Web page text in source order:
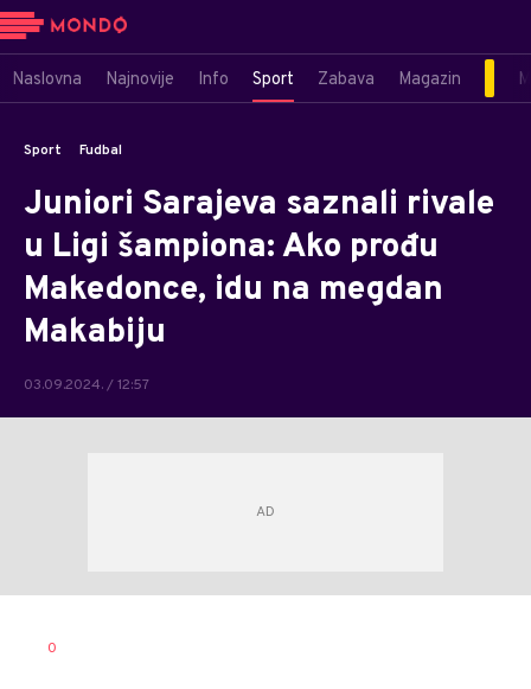
Naslovna Najnovije Info Sport Zabava Magazin
Sport Fudbal
Juniori Sarajeva saznali rivale
u Ligi šampiona: Ako prođu
Makedonce, idu na megdan
Makabiju
03.09.2024. / 12:57
AUTOR
0